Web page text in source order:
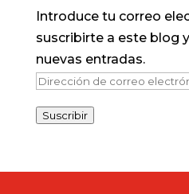
Introduce tu correo
suscribirte a este blog
nuevas entradas.
Dirección
correo
Suscribir